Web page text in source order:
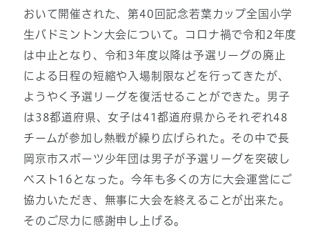
おいて開催された、第40回記念若葉カップ全国小学
生バドミントン大会について。コロナ禍で令和2年度
は中止となり、令和3年度以降は予選リーグの廃止
による日程の短縮や入場制限などを行ってきたが、
ようやく予選リーグを復活せることができた。男子
は38都道府県、女子は41都道府県からそれぞれ48
チームが参加し熱戦が繰り広げられた。その中で長
岡京市スポーツ少年団は男子が予選リーグを突破し
ベスト16となった。今年も多くの方に大会運営にご
協力いただき、無事に大会を終えることが出来た。
そのご尽力に感謝申し上げる。